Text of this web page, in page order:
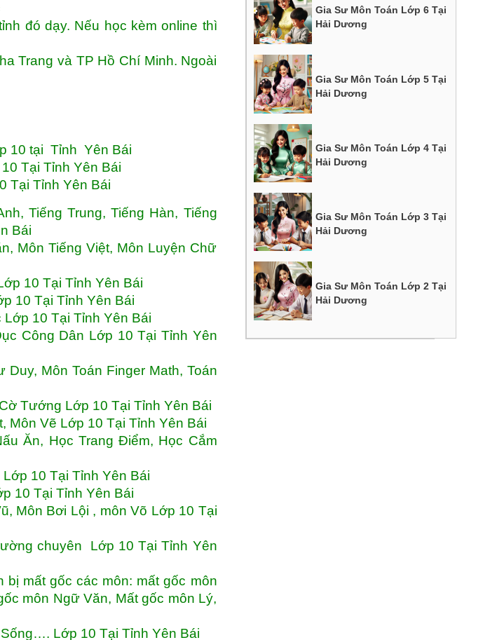
đó dạy. Nếu học kèm online thì
Trang và TP Hồ Chí Minh. Ngoài
10 tại Tỉnh Yên Bái
Tại Tỉnh Yên Bái
Tại Tỉnh Yên Bái
Tiếng Trung, Tiếng Hàn, Tiếng
Bái
Môn Tiếng Việt, Môn Luyện Chữ
10 Tại Tỉnh Yên Bái
10 Tại Tỉnh Yên Bái
10 Tại Tỉnh Yên Bái
Công Dân Lớp 10 Tại Tỉnh Yên
Môn Toán Finger Math, Toán
Tướng Lớp 10 Tại Tỉnh Yên Bái
Môn Vẽ Lớp 10 Tại Tỉnh Yên Bái
Ăn, Học Trang Điểm, Học Cắm
10 Tại Tỉnh Yên Bái
10 Tại Tỉnh Yên Bái
Môn Bơi Lội , môn Võ Lớp 10 Tại
chuyên Lớp 10 Tại Tỉnh Yên
mất gốc các môn: mất gốc môn
môn Ngữ Văn, Mất gốc môn Lý,
Lớp 10 Tại Tỉnh Yên Bái
Gia Sư Môn Toán Lớp 6 Tại
Hải Dương
Gia Sư Môn Toán Lớp 5 Tại
Hải Dương
Gia Sư Môn Toán Lớp 4 Tại
Hải Dương
Gia Sư Môn Toán Lớp 3 Tại
Hải Dương
Gia Sư Môn Toán Lớp 2 Tại
Hải Dương